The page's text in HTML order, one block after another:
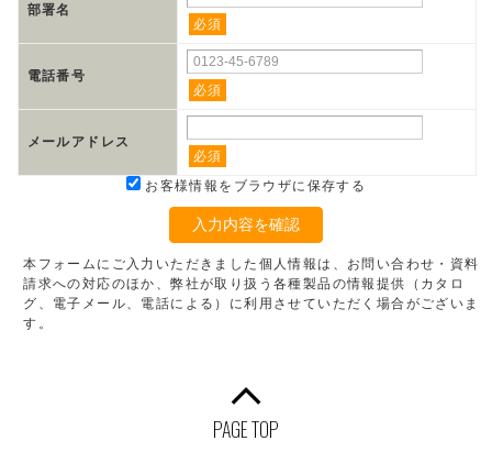
部署名
必須
電話番号
必須
メールアドレス
必須
お客様情報をブラウザに保存する
入力内容を確認
本フォームにご入力いただきました個人情報は、お問い合わせ・資料
請求への対応のほか、弊社が取り扱う各種製品の情報提供（カタロ
グ、電子メール、電話による）に利用させていただく場合がございま
す。
PAGE TOP